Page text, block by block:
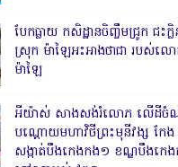
បែកធ្លាយ កសិដ្ឋានចិញ្ចឹមជ្រូក ជ
ស្រុក ម៉ាឡៃអះអាងថាជា របស់ល
ម៉ាឡៃ
អីយ៉ាស់ សាងសង់រំលោភ លើដីចំណីផ្
បណ្ដោយមហាវិថីព្រះមុនីវង្ស កែង
សង្កាត់បឹងកេងកង១ ខណ្ឌបឹងកេងក